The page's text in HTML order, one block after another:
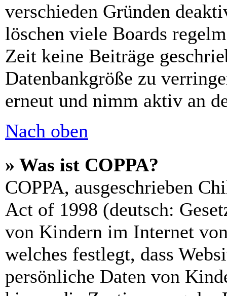
verschieden Gründen
löschen viele Boards
Zeit keine Beiträge
Datenbankgröße zu
erneut und nimm aktiv an
Nach oben
» Was ist COPPA?
COPPA, ausgeschrieben
Act of 1998 (deutsch:
von Kindern im Internet
welches festlegt, dass
persönliche Daten von